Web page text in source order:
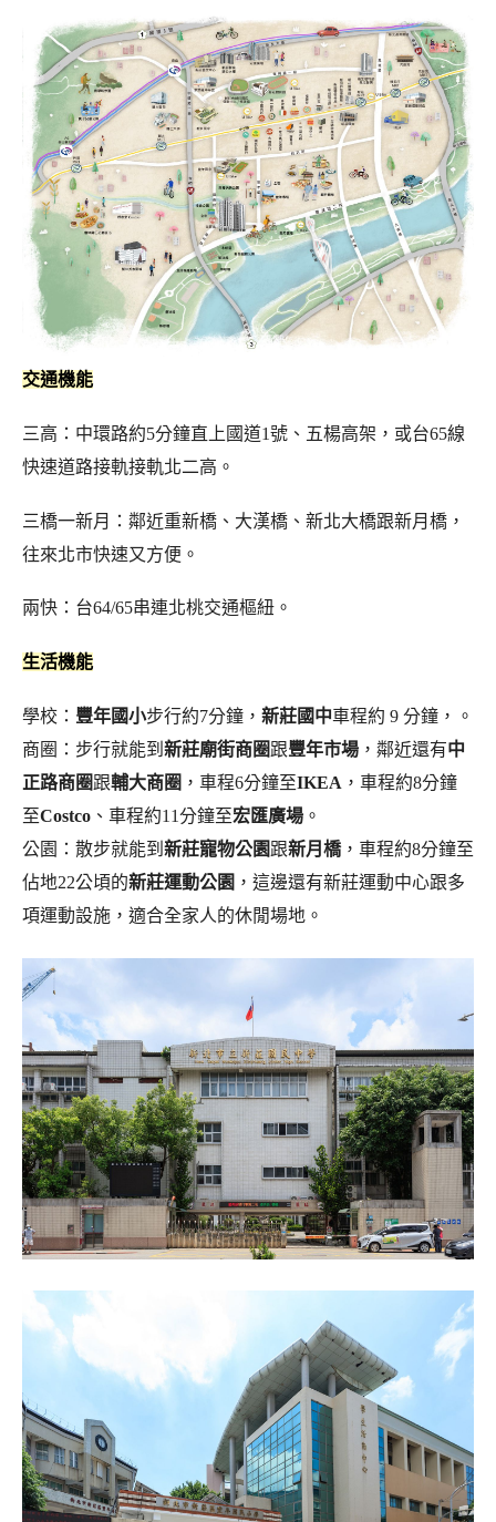
交通機能
三高：中環路約5分鐘直上國道1號、五楊高架，或台65線
快速道路接軌接軌北二高。
三橋一新月：鄰近重新橋、大漢橋、新北大橋跟新月橋，
往來北市快速又方便。
兩快：台64/65串連北桃交通樞紐。
生活機能
學校： 豐年國小步行約7分鐘， 新莊國中車程約 9 分鐘，。
商圈：步行就能到 新莊廟街商圈跟豐年市場 ，鄰近還有中
正路商圈跟輔大商圈 ，車程6分鐘至IKEA ，車程約8分鐘
至Costco 、車程約11分鐘至宏匯廣場 。
公園：散步就能到 新莊寵物公園跟新月橋，車程約8分鐘至
佔地22公頃的新莊運動公園 ，這邊還有新莊運動中心跟多
項運動設施，適合全家人的休閒場地。